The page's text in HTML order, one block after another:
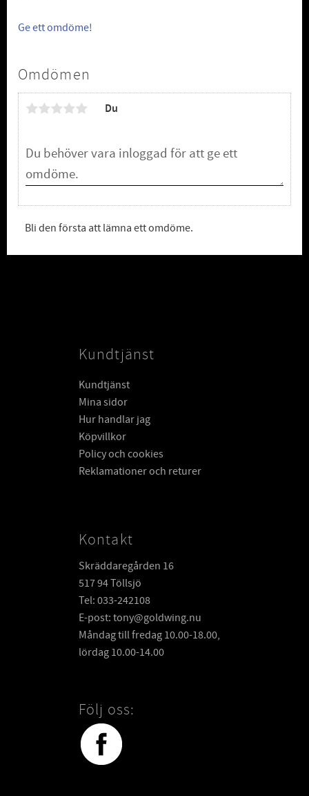
Ge ett omdöme!
Omdömen
Du
Bli den första att lämna ett omdöme.
Kundtjänst
Kundtjänst
Mina sidor
Hur handlar jag
Köpvillkor
Policy och cookies
Reklamationer och returer
Kontakt
Skräddaregården 16
517 94 Töllsjö
Tel: 033-242108
E-post: tony@goldwing.nu
Måndag till fredag 10.00-18.00,
lördag 10.00-14.00
Följ oss: